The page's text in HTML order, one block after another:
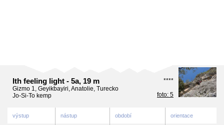
****
foto: 5
Ith feeling light - 5a, 19 m
Gizmo 1, Geyikbayiri, Anatolie, Turecko
Jo-Si-To kemp
výstup nástup období orientace